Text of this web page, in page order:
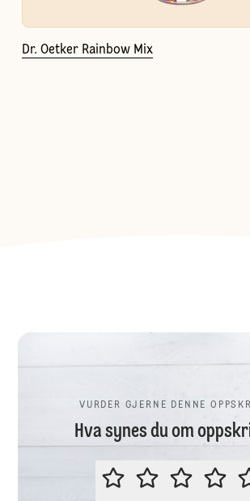
Dr. Oetker Rainbow Mix
VURDER GJERNE DENNE
Hva synes du om
VURDER